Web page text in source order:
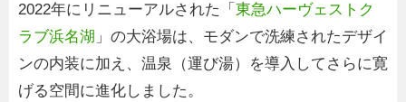
2022年にリニューアルされた「 東急ハーヴェストク
ラブ浜名湖 」の大浴場は、モダンで洗練されたデザイ
ンの内装に加え、温泉（運び湯）を導入してさらに寛
げる空間に進化しました。